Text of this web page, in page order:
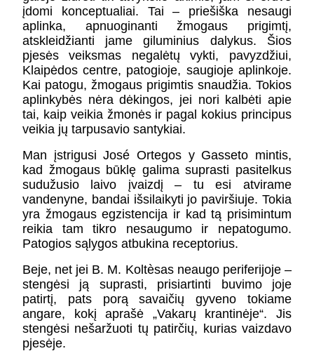
įdomi konceptualiai. Tai – priešiška nesaugi
aplinka, apnuoginanti žmogaus prigimtį,
atskleidžianti jame giluminius dalykus. Šios
pjesės veiksmas negalėtų vykti, pavyzdžiui,
Klaipėdos centre, patogioje, saugioje aplinkoje.
Kai patogu, žmogaus prigimtis snaudžia. Tokios
aplinkybės nėra dėkingos, jei nori kalbėti apie
tai, kaip veikia žmonės ir pagal kokius principus
veikia jų tarpusavio santykiai.
Man įstrigusi José Ortegos y Gasseto mintis,
kad žmogaus būklę galima suprasti pasitelkus
sudužusio laivo įvaizdį – tu esi atvirame
vandenyne, bandai išsilaikyti jo paviršiuje. Tokia
yra žmogaus egzistencija ir kad tą prisimintum
reikia tam tikro nesaugumo ir nepatogumo.
Patogios sąlygos atbukina receptorius.
Beje, net jei B. M. Koltèsas neaugo periferijoje –
stengėsi ją suprasti, prisiartinti buvimo joje
patirtį, pats porą savaičių gyveno tokiame
angare, kokį aprašė „Vakarų krantinėje“. Jis
stengėsi nešaržuoti tų patirčių, kurias vaizdavo
pjesėje.